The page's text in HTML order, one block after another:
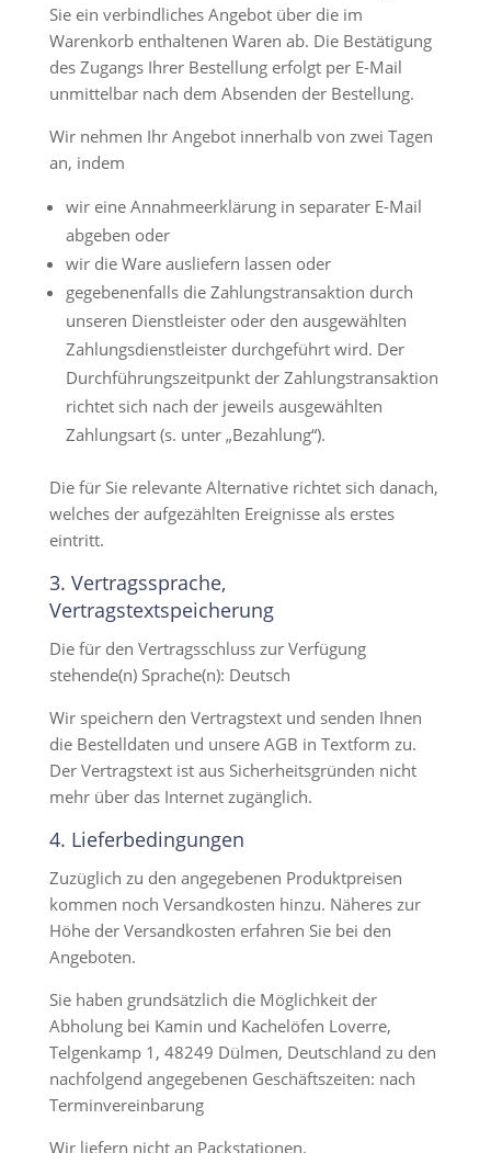
Sie ein verbindliches Angebot über die im
Warenkorb enthaltenen Waren ab. Die Bestätigung
des Zugangs Ihrer Bestellung erfolgt per E-Mail
unmittelbar nach dem Absenden der Bestellung.
Wir nehmen Ihr Angebot innerhalb von zwei Tagen
an, indem
wir eine Annahmeerklärung in separater E-Mail
abgeben oder
wir die Ware ausliefern lassen oder
gegebenenfalls die Zahlungstransaktion durch
unseren Dienstleister oder den ausgewählten
Zahlungsdienstleister durchgeführt wird. Der
Durchführungszeitpunkt der Zahlungstransaktion
richtet sich nach der jeweils ausgewählten
Zahlungsart (s. unter „Bezahlung“).
Die für Sie relevante Alternative richtet sich danach,
welches der aufgezählten Ereignisse als erstes
eintritt.
3. Vertragssprache,
Vertragstextspeicherung
Die für den Vertragsschluss zur Verfügung
stehende(n) Sprache(n): Deutsch
Wir speichern den Vertragstext und senden Ihnen
die Bestelldaten und unsere AGB in Textform zu.
Der Vertragstext ist aus Sicherheitsgründen nicht
mehr über das Internet zugänglich.
4. Lieferbedingungen
Zuzüglich zu den angegebenen Produktpreisen
kommen noch Versandkosten hinzu. Näheres zur
Höhe der Versandkosten erfahren Sie bei den
Angeboten.
Sie haben grundsätzlich die Möglichkeit der
Abholung bei Kamin und Kachelöfen Loverre,
Telgenkamp 1, 48249 Dülmen, Deutschland zu den
nachfolgend angegebenen Geschäftszeiten: nach
Terminvereinbarung
Wir liefern nicht an Packstationen.